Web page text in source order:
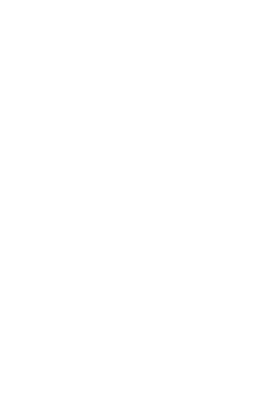
ChatGPT, Perplexity, Clay, HumanLinker, Topo,